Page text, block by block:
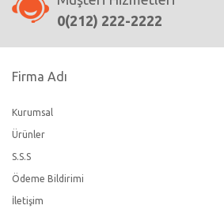
0(212) 222-2222
Firma Adı
Kurumsal
Ürünler
S.S.S
Ödeme Bildirimi
İletişim